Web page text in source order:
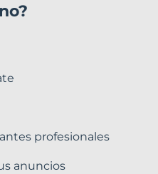
profesionales
anuncios